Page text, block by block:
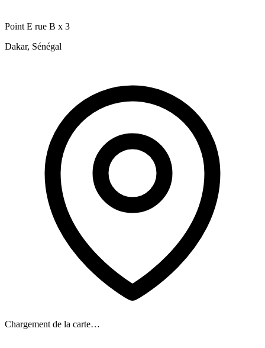
Point E rue B x 3
Dakar, Sénégal
Chargement de la carte…